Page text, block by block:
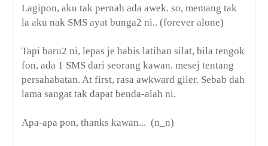
Lagipon, aku tak pernah ada awek. so, memang tak
la aku nak SMS ayat bunga2 ni.. (forever alone)
Tapi baru2 ni, lepas je habis latihan silat, bila tengok
fon, ada 1 SMS dari seorang kawan. mesej tentang
persahabatan. At first, rasa awkward giler. Sebab dah
lama sangat tak dapat benda-alah ni.
Apa-apa pon, thanks kawan... (n_n)